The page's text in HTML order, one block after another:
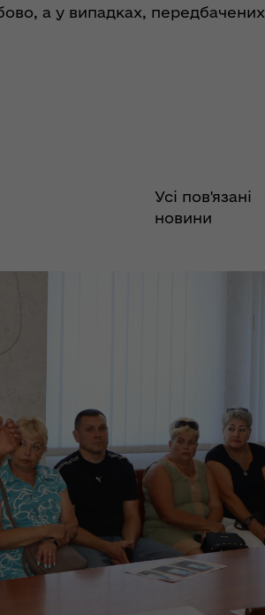
а у випадках, передбачених
Усі пов'язані
новини